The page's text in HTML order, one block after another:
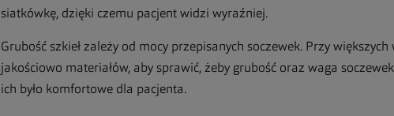
siatkówkę, dzięki czemu pacjent widzi wyraźniej.
Grubość szkieł zależy od mocy przepisanych soczewek. Przy
jakościowo materiałów, aby sprawić, żeby grubość oraz waga
ich było komfortowe dla pacjenta.